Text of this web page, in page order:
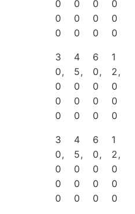
0
0
0
0
0
0
0
0
0
0
0
0
3
0,
0
0
0
4
5,
0
0
0
6
0,
0
0
0
1
2,
0
0
0
3
0,
0
0
0
4
5,
0
0
0
6
0,
0
0
0
1
2,
0
0
0